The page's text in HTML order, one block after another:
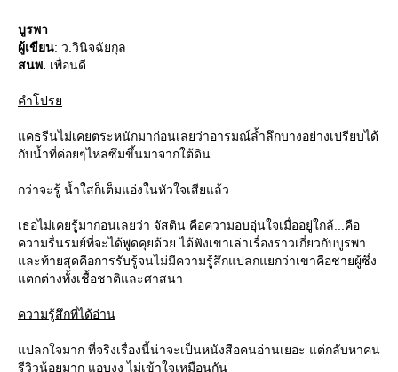
บูรพา
ผู้เขียน: ว.วินิจฉัยกุล
สนพ. เพื่อนดี
คำโปร
คธรีนไม่เคยตระหนักมาก่อนเลยว่าอารมณ์ล้ำลึกบางอย่างเปรียบได้
กับน้ำที่ค่อยๆไหลซึมขึ้นมาจากใต้ดิน
กว่าจะรู้ น้ำใสก็เต็มแอ่งในหัวใจเสียแล้ว
เธอไม่เคยรู้มาก่อนเลยว่า จัสติน คือความอบอุ่นใจเมื่ออยู่ใกล้...คือ
ความรื่นรมย์ที่จะได้พูดคุยด้วย ได้ฟังเขาเล่าเรื่องราวเกี่ยวกับบูรพา
ละท้ายสุดคือการรับรู้จนไม่มีความรู้สึกแปลกแยกว่าเขาคือชายผู้ซึ่ง
ตกต่างทั้งเชื้อชาติและศาสนา
ความรู้สึกที่ได้อ่าน
ปลกใจมาก ที่จริงเรื่องนี้น่าจะเป็นหนังสือคนอ่านเยอะ แต่กลับหาคน
รีวิวน้อยมาก แอบงง ไม่เข้าใจเหมือนกัน